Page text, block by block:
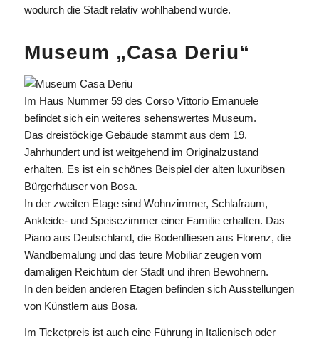
wodurch die Stadt relativ wohlhabend wurde.
Museum „Casa Deriu“
Im Haus Nummer 59 des Corso Vittorio Emanuele
befindet sich ein weiteres sehenswertes Museum.
Das dreistöckige Gebäude stammt aus dem 19.
Jahrhundert und ist weitgehend im Originalzustand
erhalten. Es ist ein schönes Beispiel der alten luxuriösen
Bürgerhäuser von Bosa.
In der zweiten Etage sind Wohnzimmer, Schlafraum,
Ankleide- und Speisezimmer einer Familie erhalten. Das
Piano aus Deutschland, die Bodenfliesen aus Florenz, die
Wandbemalung und das teure Mobiliar zeugen vom
damaligen Reichtum der Stadt und ihren Bewohnern.
In den beiden anderen Etagen befinden sich Ausstellungen
von Künstlern aus Bosa.
Im Ticketpreis ist auch eine Führung in Italienisch oder